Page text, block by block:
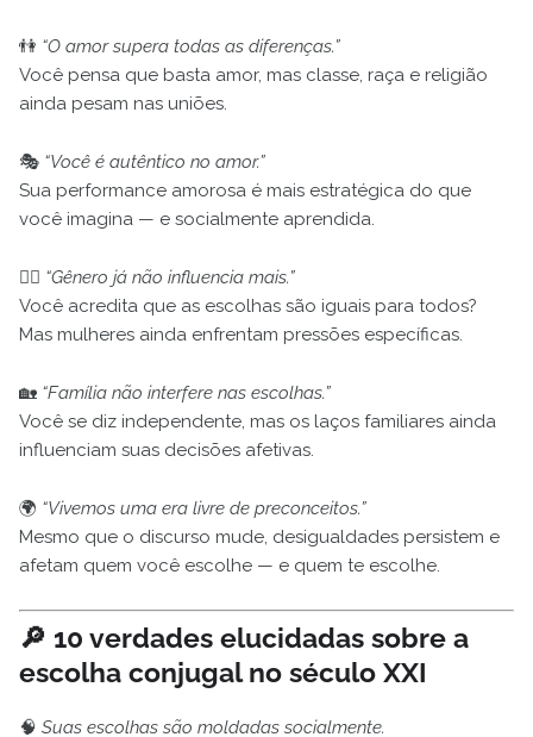
👫 “O amor supera todas as diferenças.”
Você pensa que basta amor, mas classe, raça e religião
ainda pesam nas uniões.
🎭 “Você é autêntico no amor.”
Sua performance amorosa é mais estratégica do que
você imagina — e socialmente aprendida.
👩‍⚖️ “Gênero já não influencia mais.”
Você acredita que as escolhas são iguais para todos?
Mas mulheres ainda enfrentam pressões específicas.
🏡 “Família não interfere nas escolhas.”
Você se diz independente, mas os laços familiares ainda
influenciam suas decisões afetivas.
🌍 “Vivemos uma era livre de preconceitos.”
Mesmo que o discurso mude, desigualdades persistem e
afetam quem você escolhe — e quem te escolhe.
🔎 10 verdades elucidadas sobre a
escolha conjugal no século XXI
🧠 Suas escolhas são moldadas socialmente.